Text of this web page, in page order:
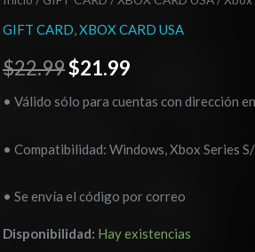
GIFT CARD,XBOX CARD USA
$22.99
El
precio
original
era:
$22.99.
$21.99
El
precio
$21.99.
• Válido sólo para cuentas con dirección
• Compatibilidad: Windows, Xbox Series
• Se envía el código por correo
Disponibilidad: Hay existencias
Live
Card
20
cantidad